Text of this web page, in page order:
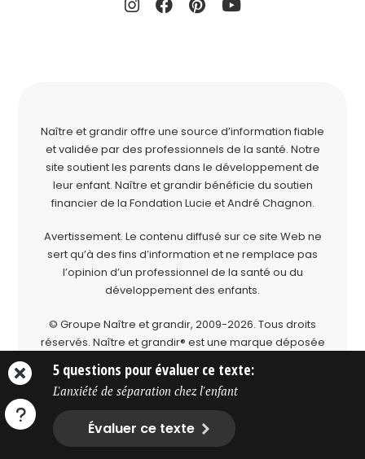
5 questions pour évaluer ce texte:
L'anxiété de séparation chez l'enfant
Évaluer ce texte
Naître et grandir offre une source d’information fiable
et validée par des professionnels de la santé. Notre
site soutient les parents dans le développement de
leur enfant. Naître et grandir bénéficie du soutien
financier de la Fondation Lucie et André Chagnon.
Avertissement. Le contenu diffusé sur ce site Web ne
sert qu’à des fins d’information et ne remplace pas
l’opinion d’un professionnel de la santé ou du
développement des enfants.
© Groupe Naître et grandir, 2009-2026. Tous droits
réservés. Naître et grandir® est une marque déposée
du Groupe Naître et grandir.